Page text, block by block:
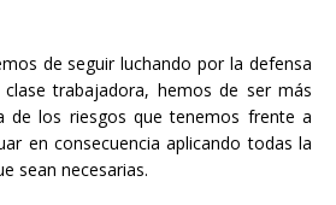
de seguir luchando por la defensa
trabajadora, hemos de ser más
de los riesgos que tenemos frente a
en consecuencia aplicando todas la
sean necesarias.